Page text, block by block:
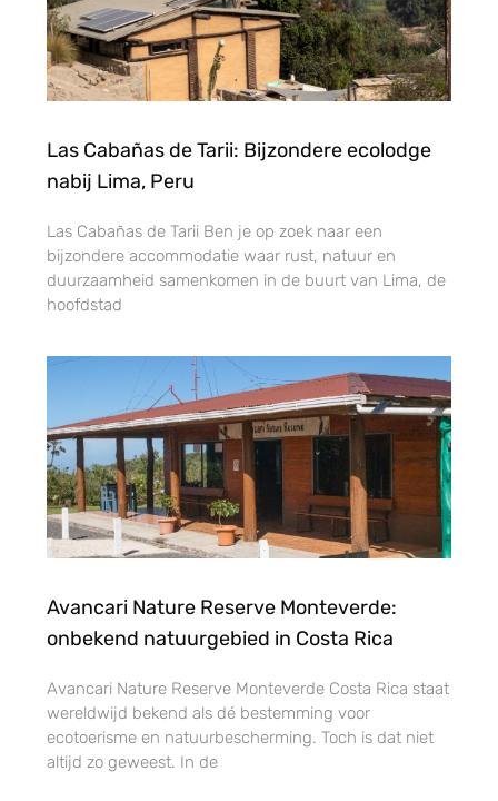
Las Cabañas de Tarii: Bijzondere ecolodge
nabij Lima, Peru
Las Cabañas de Tarii Ben je op zoek naar een
bijzondere accommodatie waar rust, natuur en
duurzaamheid samenkomen in de buurt van Lima, de
hoofdstad
Avancari Nature Reserve Monteverde:
onbekend natuurgebied in Costa Rica
Avancari Nature Reserve Monteverde Costa Rica staat
wereldwijd bekend als dé bestemming voor
ecotoerisme en natuurbescherming. Toch is dat niet
altijd zo geweest. In de